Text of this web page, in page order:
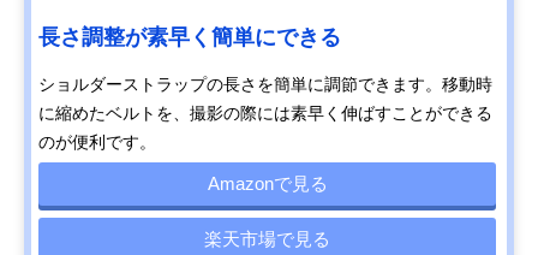
長さ調整が素早く簡単にできる
ショルダーストラップの長さを簡単に調節できます。移動時
に縮めたベルトを、撮影の際には素早く伸ばすことができる
のが便利です。
Amazonで見る
楽天市場で見る